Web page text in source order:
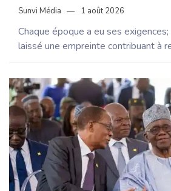
Sunvi Média 1 août 2026
Chaque époque a eu ses
laissé une empreinte contribuant à